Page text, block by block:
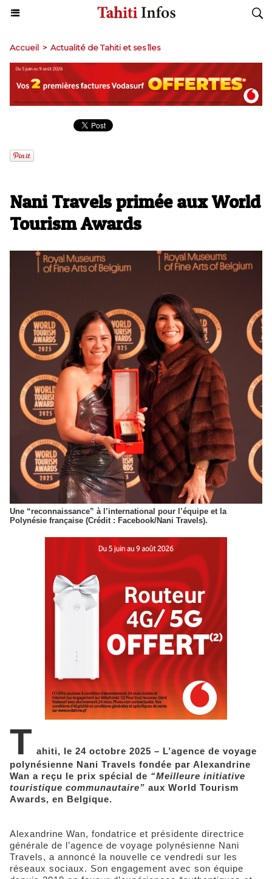
Accueil > Actualité de Tahiti et ses îles
​Nani Travels primée aux World
Tourism Awards
Une “reconnaissance” à l’international pour l’équipe et la
Polynésie française (Crédit : Facebook/Nani Travels).
T ahiti, le 24 octobre 2025 – L’agence de voyage
polynésienne Nani Travels fondée par Alexandrine
Wan a reçu le prix spécial de “Meilleure initiative
touristique communautaire” aux World Tourism
Awards, en Belgique.
Alexandrine Wan, fondatrice et présidente directrice
générale de l’agence de voyage polynésienne Nani
Travels, a annoncé la nouvelle ce vendredi sur les
réseaux sociaux. Son engagement avec son équipe